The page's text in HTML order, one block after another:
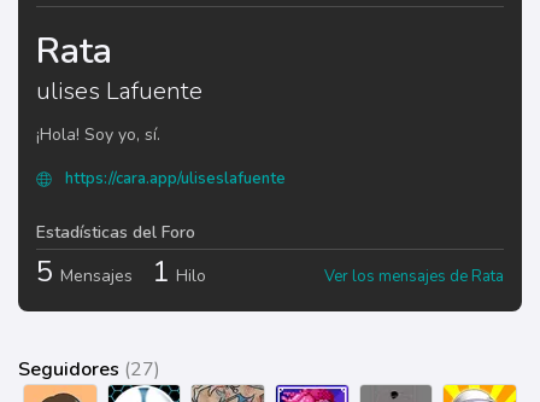
Rata
ulises Lafuente
¡Hola! Soy yo, sí.
https://cara.app/uliseslafuente
Estadísticas del Foro
5 Mensajes 1 Hilo Ver los mensajes de Rata
Seguidores (27)